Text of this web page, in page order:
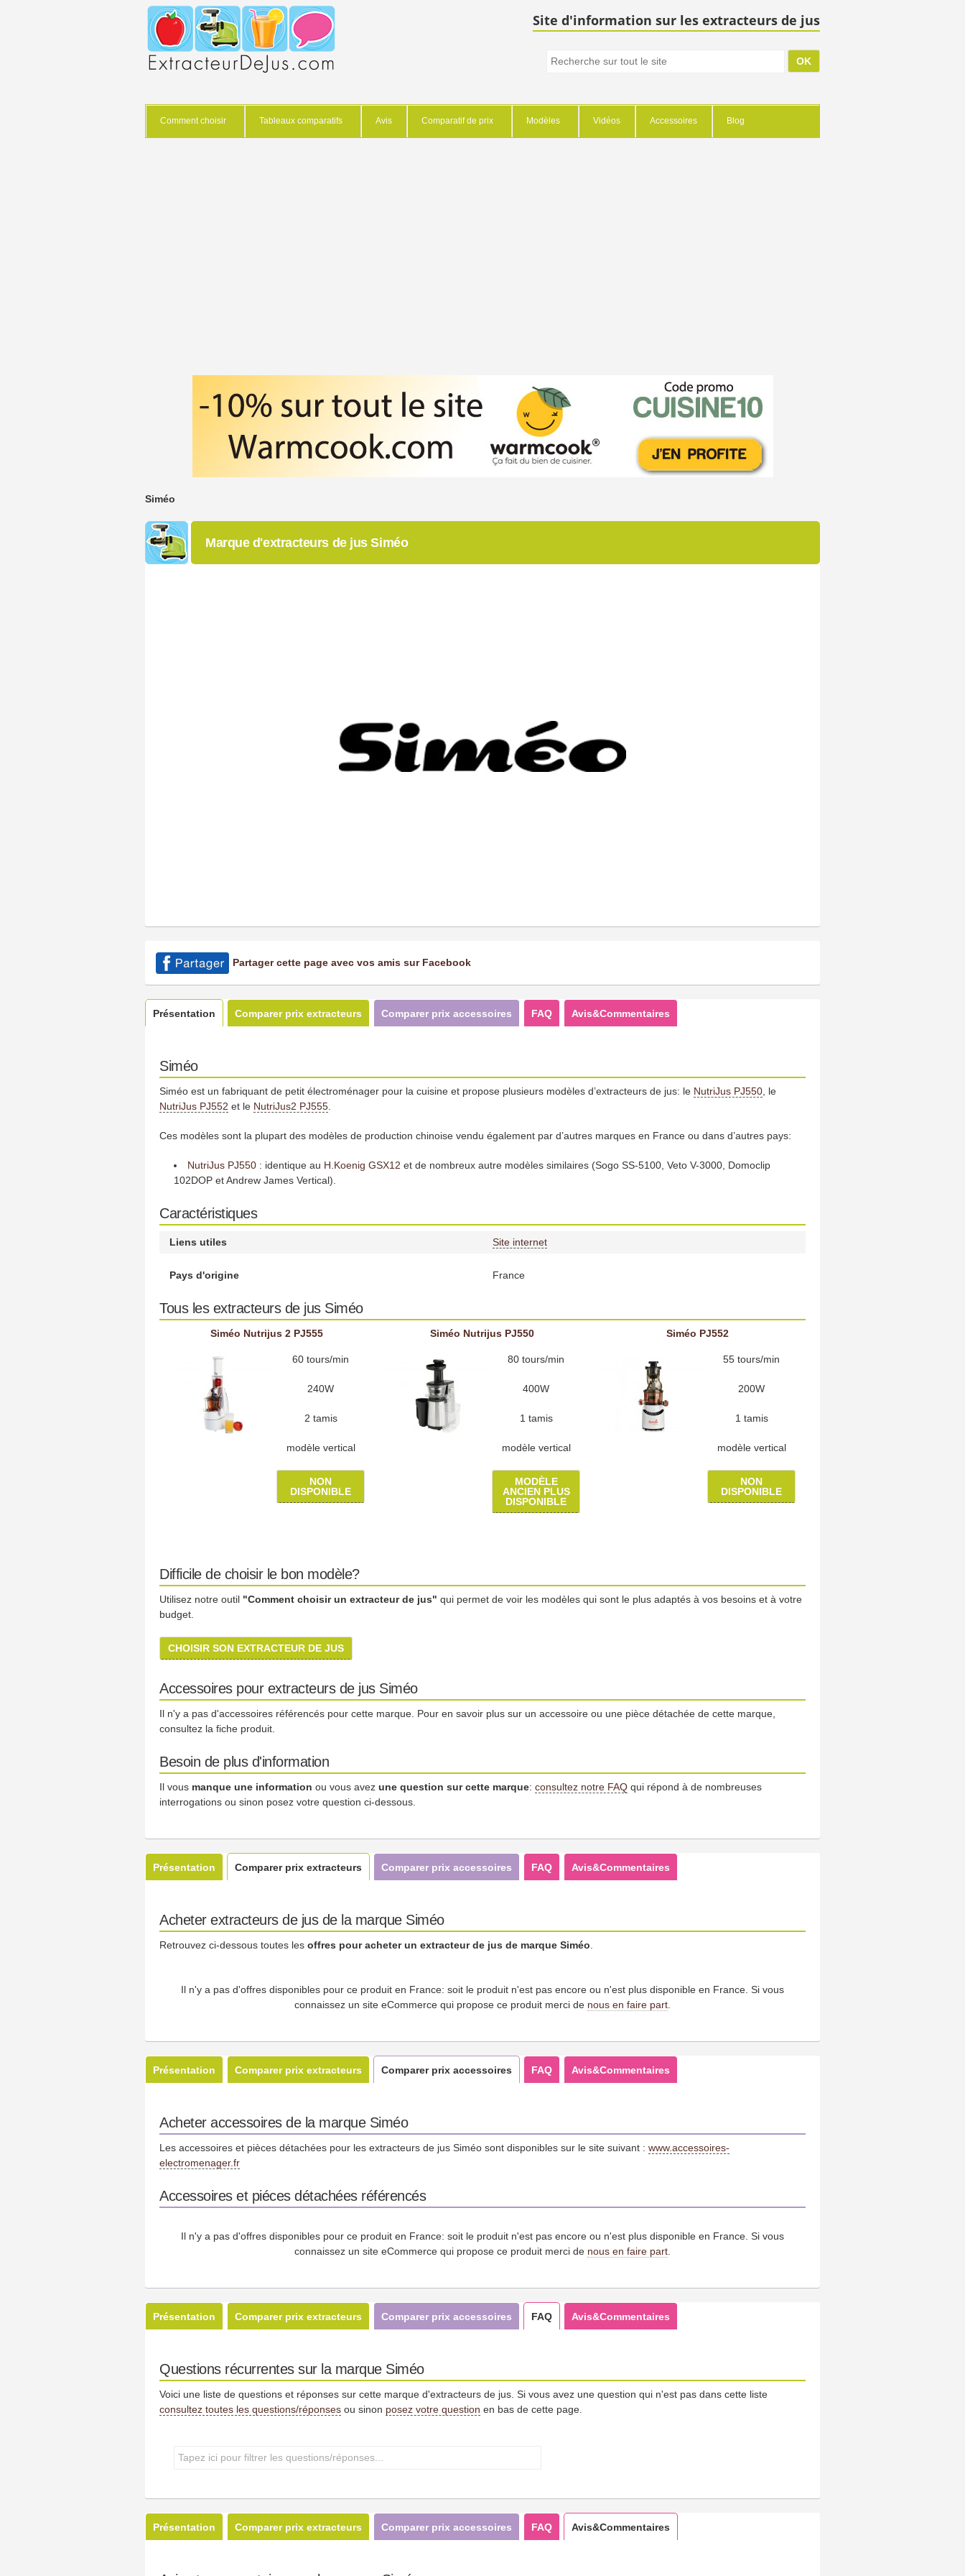
Site d'information sur les extracteurs de jus
Comment choisir Tableaux comparatifs Avis Comparatif de prix Modèles Vidéos Accessoires Blog
Siméo
Marque d'extracteurs de jus Siméo
Partager cette page avec vos amis sur Facebook
Présentation Comparer prix extracteurs Comparer prix accessoires FAQ Avis&Commentaires
Siméo
Siméo est un fabriquant de petit électroménager pour la cuisine et propose plusieurs modèles d’extracteurs de jus: le NutriJus PJ550 , le
NutriJus PJ552 et le NutriJus2 PJ555
Ces modèles sont la plupart des modèles de production chinoise vendu également par d’autres marques en France ou dans d’autres pays:
NutriJus PJ550 : identique au H.Koenig GSX12 et de nombreux autre modèles similaires (Sogo SS-5100, Veto V-3000, Domoclip
102DOP et Andrew James Vertical).
Caractéristiques
Liens utiles Site internet
Pays d'origine France
Tous les extracteurs de jus Siméo
Siméo Nutrijus 2 PJ555
60 tours/min
240W
2 tamis
modèle vertical
NON
DISPONIBLE
Siméo Nutrijus PJ550
80 tours/min
400W
1 tamis
modèle vertical
MODÈLE
ANCIEN PLUS
DISPONIBLE
Siméo PJ552
55 tours/min
200W
1 tamis
modèle vertical
NON
DISPONIBLE
Difficile de choisir le bon modèle?
Utilisez notre outil "Comment choisir un extracteur de jus" qui permet de voir les modèles qui sont le plus adaptés à vos besoins et à votre
budget.
CHOISIR SON EXTRACTEUR DE JUS
Accessoires pour extracteurs de jus Siméo
Il n'y a pas d'accessoires référencés pour cette marque. Pour en savoir plus sur un accessoire ou une pièce détachée de cette marque,
consultez la fiche produit.
Besoin de plus d'information
Il vous manque une information ou vous avez une question sur cette marque: consultez notre FAQ qui répond à de nombreuses
interrogations ou sinon posez votre question ci-dessous.
Présentation Comparer prix extracteurs Comparer prix accessoires FAQ Avis&Commentaires
Acheter extracteurs de jus de la marque Siméo
Retrouvez ci-dessous toutes les offres pour acheter un extracteur de jus de marque Siméo
Il n'y a pas d'offres disponibles pour ce produit en France: soit le produit n'est pas encore ou n'est plus disponible en France. Si vous
connaissez un site eCommerce qui propose ce produit merci de nous en faire part
Présentation Comparer prix extracteurs Comparer prix accessoires FAQ Avis&Commentaires
Acheter accessoires de la marque Siméo
Les accessoires et pièces détachées pour les extracteurs de jus Siméo sont disponibles sur le site suivant : www.accessoires-
electromenager.fr
Accessoires et piéces détachées référencés
Il n'y a pas d'offres disponibles pour ce produit en France: soit le produit n'est pas encore ou n'est plus disponible en France. Si vous
connaissez un site eCommerce qui propose ce produit merci de nous en faire part
Présentation Comparer prix extracteurs Comparer prix accessoires FAQ Avis&Commentaires
Questions récurrentes sur la marque Siméo
Voici une liste de questions et réponses sur cette marque d'extracteurs de jus. Si vous avez une question qui n'est pas dans cette liste
consultez toutes les questions/réponses ou sinon posez votre question en bas de cette page.
Présentation Comparer prix extracteurs Comparer prix accessoires FAQ Avis&Commentaires